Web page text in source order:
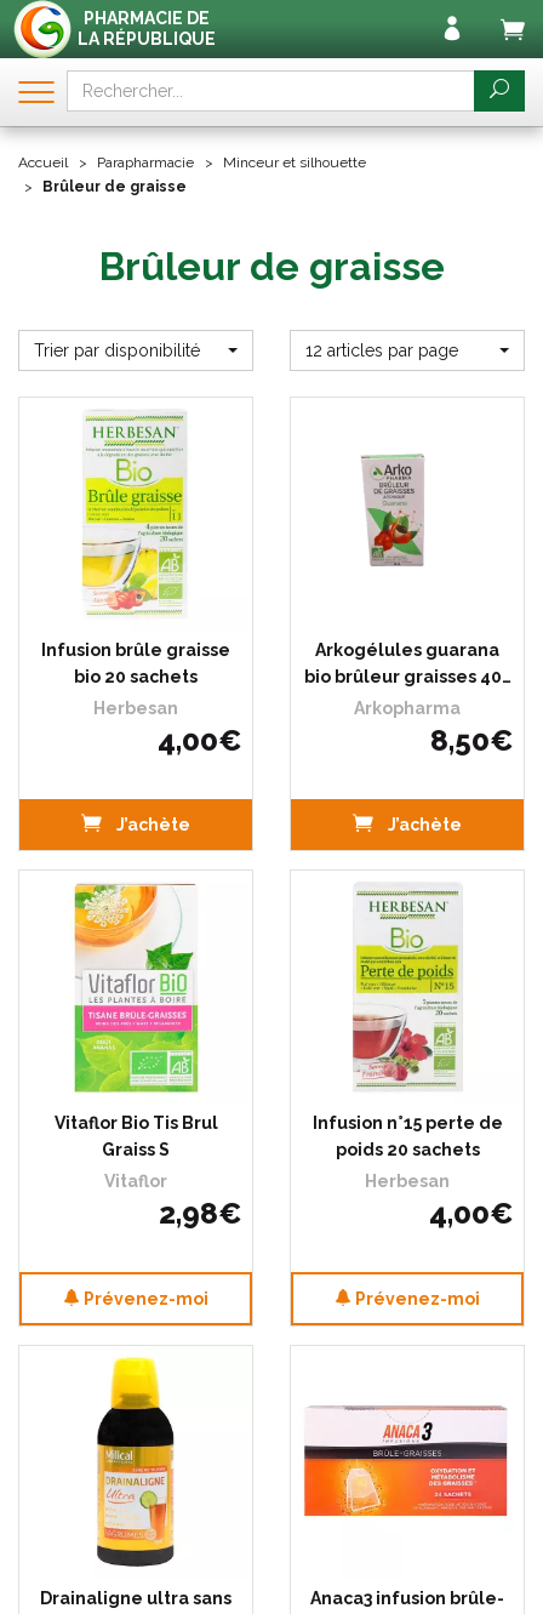
PHARMACIE DE
LA RÉPUBLIQUE
Accueil Parapharmacie
Minceur et silhouette
Brûleur de graisse
Brûleur de graisse
Trier par disponibilité 12 articles par page
Infusion brûle graisse
bio 20 sachets
Herbesan
4,00€
J’achète
Arkogélules guarana
bio brûleur graisses 40…
Arkopharma
8,50€
J’achète
Vitaflor Bio Tis Brul
Graiss S
Vitaflor
2,98€
Prévenez-moi
Infusion n°15 perte de
poids 20 sachets
Herbesan
4,00€
Prévenez-moi
Drainaligne ultra sans
Anaca3 infusion brûle-